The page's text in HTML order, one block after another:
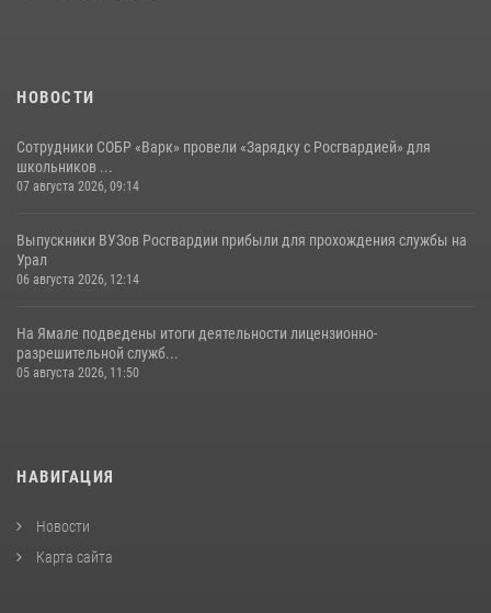
НОВОСТИ
Сотрудники СОБР «Варк» провели «Зарядку с Росгвардией» для
школьников ...
07 августа 2026, 09:14
Выпускники ВУЗов Росгвардии прибыли для прохождения службы на
Урал
06 августа 2026, 12:14
На Ямале подведены итоги деятельности лицензионно-
разрешительной служб...
05 августа 2026, 11:50
НАВИГАЦИЯ
Новости
Карта сайта